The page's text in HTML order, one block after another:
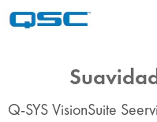
Q-SYS VisionSuite